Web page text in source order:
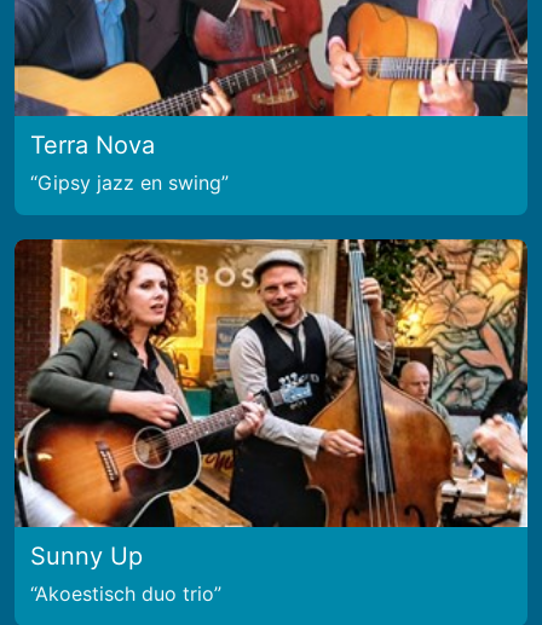
Terra Nova
Gipsy jazz en swing
Sunny Up
Akoestisch duo trio